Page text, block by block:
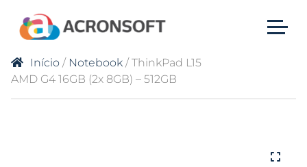
Início / Notebook / ThinkPad L15
AMD G4 16GB (2x 8GB) – 512GB